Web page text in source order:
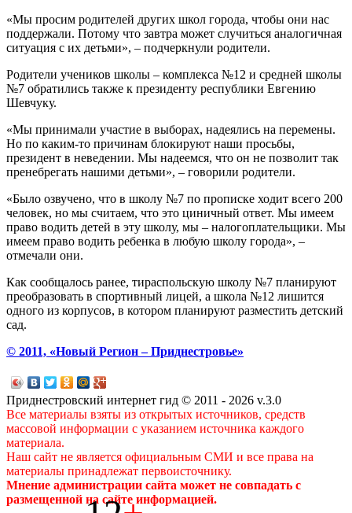
«Мы просим родителей других школ города, чтобы они нас
поддержали. Потому что завтра может случиться аналогичная
ситуация с их детьми», – подчеркнули родители.
Родители учеников школы – комплекса №12 и средней школы
№7 обратились также к президенту республики Евгению
Шевчуку.
«Мы принимали участие в выборах, надеялись на перемены.
Но по каким-то причинам блокируют наши просьбы,
президент в неведении. Мы надеемся, что он не позволит так
пренебрегать нашими детьми», – говорили родители.
«Было озвучено, что в школу №7 по прописке ходит всего 200
человек, но мы считаем, что это циничный ответ. Мы имеем
право водить детей в эту школу, мы – налогоплательщики. Мы
имеем право водить ребенка в любую школу города», –
отмечали они.
Как сообщалось ранее, тираспольскую школу №7 планируют
преобразовать в спортивный лицей, а школа №12 лишится
одного из корпусов, в котором планируют разместить детский
сад.
© 2011, «Новый Регион – Приднестровье»
Приднестровский интернет гид © 2011 - 2026 v.3.0
Все материалы взяты из открытых источников, средств
массовой информации с указанием источника каждого
материала.
Наш сайт не является официальным СМИ и все права на
материалы принадлежат первоисточнику.
Мнение администрации сайта может не совпадать с
размещенной на сайте информацией.